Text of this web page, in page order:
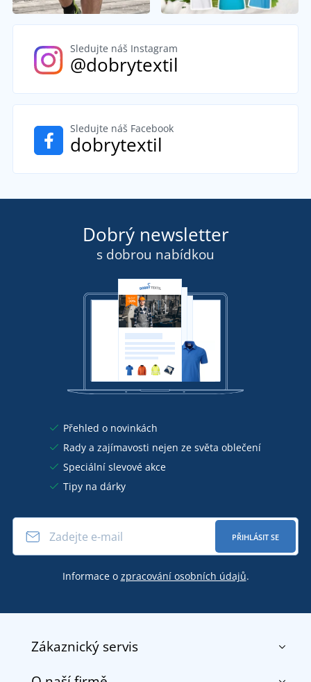
Sledujte náš Instagram
@dobrytextil
Sledujte náš Facebook
dobrytextil
Dobrý newsletter
s dobrou nabídkou
Přehled o novinkách
Rady a zajímavosti nejen ze světa oblečení
Speciální slevové akce
Tipy na dárky
PŘIHLÁSIT SE
Informace o zpracování osobních údajů.
Zákaznický servis